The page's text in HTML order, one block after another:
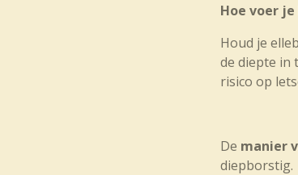
Hoe voer
Houd je
de diepte in
risico op
De manier
diepborstig.